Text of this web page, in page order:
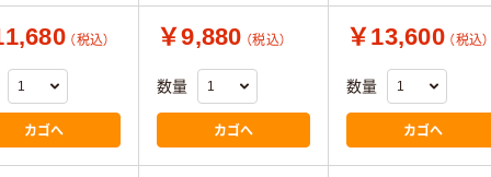
（税込）
カゴへ
￥9,880 （税込）
数量
カゴへ
￥13,600 （税込）
数量
カゴへ